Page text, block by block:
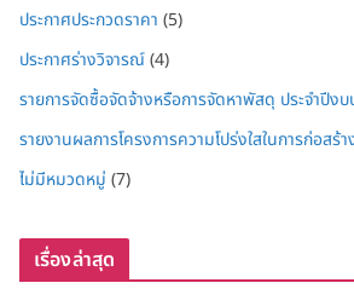
ประกาศประกวดราคา (5)
ประกาศร่างวิจารณ์(4)
รายการจัดซื้อจัดจ้างหรือการจัดหาพัสดุ ประจำปี
รายงานผลการโครงการความโปร่งใสในการก่อสร้
ไม่มีหมวดหมู่ (7)
เรื่องล่าสุด